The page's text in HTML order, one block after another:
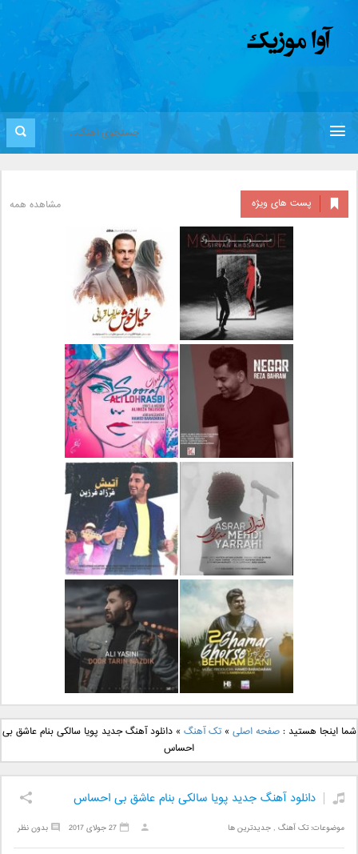
پست های ویژه مشاهده همه
دانلود آلبوم جدید سیروان
خسروی بنام مونولوگ
دانلود آهنگ جدید علیرضا
قربانی بنام خیال خوش
دانلود آهنگ جدید رضا
بهرام بنام نگار
دانلود آهنگ جدید علی
لهراسبی بنام صورت
دانلود آهنگ جدید مهدی
یراحی بنام اسرار
دانلود آهنگ جدید فرزاد
فرزین بنام آتیش
دانلود آهنگ جدید بهنام
بانی بنام قرص قمر 2
دانلود آهنگ جدید علی
یاسینی بنام دورترین نزدیک
شما اینجا هستید :صفحه اصلی »تک آهنگ »دانلود آهنگ جدید پویا سالکی بنام عاشق بی
احساس
دانلود آهنگ جدید پویا سالکی بنام عاشق بی احساس
موضوعات:تک آهنگ ,جدیدترین ها بدون نظر 27 جولای 2017